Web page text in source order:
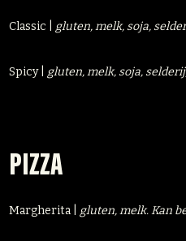
Classic | gluten, melk, soja,
Spicy | gluten, melk, soja,
PIZZA
Margherita | gluten, melk. Kan